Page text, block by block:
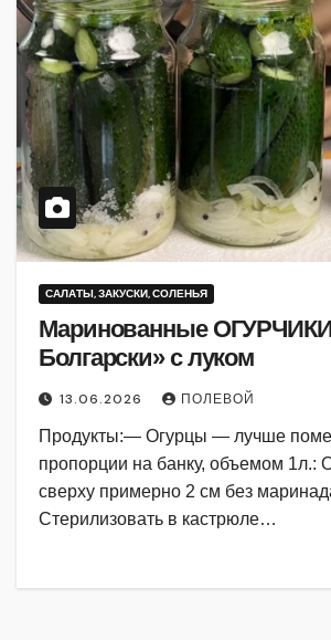
САЛАТЫ, ЗАКУСКИ, СОЛЕНЬЯ
Маринованные
Болгарски» с луком
13.06.2026 ПОЛЕВОЙ
Продукты:— Огурцы — лучше
пропорции на банку, объемом 1л.:
сверху примерно 2 см без
Стерилизовать в кастрюле…